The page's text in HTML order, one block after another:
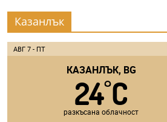
Казанлък
АВГ 7 - ПТ
КАЗАНЛЪК, BG
24°C
разкъсана облачност